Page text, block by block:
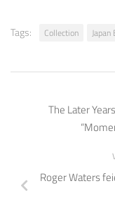
Tags: Collection
The Later
Roger Waters